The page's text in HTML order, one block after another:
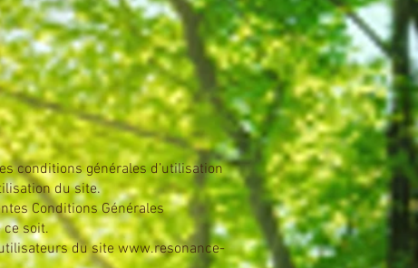
conditions générales d’utilisation
du site.
Conditions Générales
ce soit.
du site www.resonance-